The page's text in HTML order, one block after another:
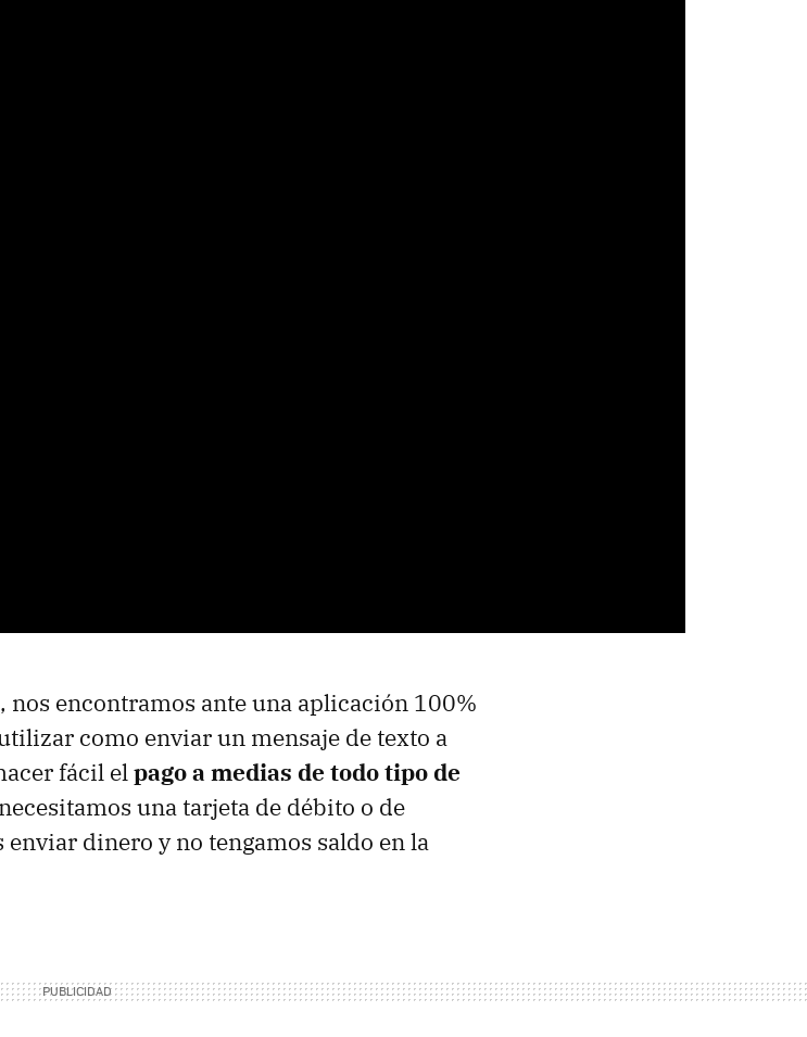
, nos encontramos ante una aplicación 100%
como enviar un mensaje de texto a
fácil elpago a medias de todo tipo de
una tarjeta de débito o de
dinero y no tengamos saldo en la